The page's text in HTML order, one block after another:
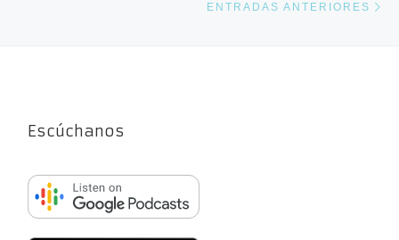
ENTRADAS ANTERIORES
Escúchanos